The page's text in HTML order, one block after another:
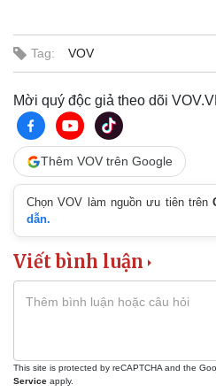
Sức khỏe
Cây thuốc
Nam khoa
Làm đẹp - giảm cân
Tag: VOV
Mời quý độc giả theo dõi
Thêm VOV trên Google
Chọn VOV làm nguồn ưu tiên trên
dẫn.
Viết bình luận
This site is protected by reCAPTCHA and the
Service apply.